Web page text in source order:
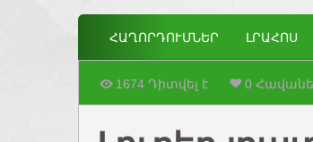
ՀԱՂՈՐԴՈՒՄՆԵՐ ԼՐԱՀՈՍ
1674 Դիտվել է 0